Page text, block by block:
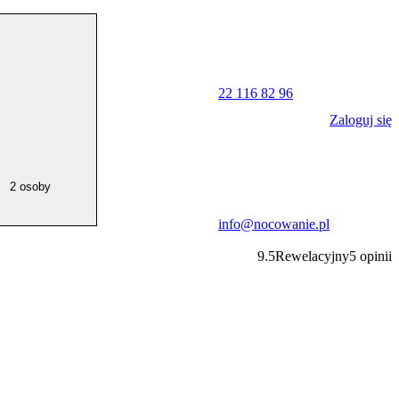
2 osoby
22 116 82 96
info@nocowanie.pl
Zaloguj się
9.5Rewelacyjny5 opinii